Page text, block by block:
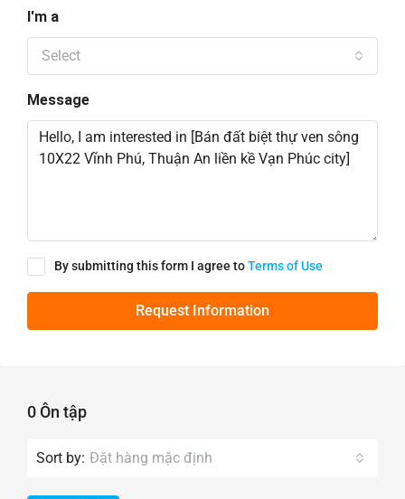
I'm a
Select
Message
By submitting this form I agree toTerms of Use
Request Information
0 Ôn tập
Sort by: Đặt hàng mặc định